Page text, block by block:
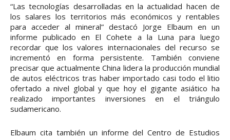
“Las tecnologías desarrolladas en la actualidad hacen de
los salares los territorios más económicos y rentables
para acceder al mineral” destacó Jorge Elbaum en un
informe publicado en El Cohete a la Luna para luego
recordar que los valores internacionales del recurso se
incrementó en forma persistente. También conviene
precisar que actualmente China lidera la producción mundial
de autos eléctricos tras haber importado casi todo el litio
ofertado a nivel global y que hoy el gigante asiático ha
realizado importantes inversiones en el triángulo
sudamericano.
Elbaum cita también un informe del Centro de Estudios